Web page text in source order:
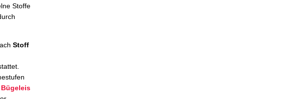
Stoffe
Stoff
Bügeleis